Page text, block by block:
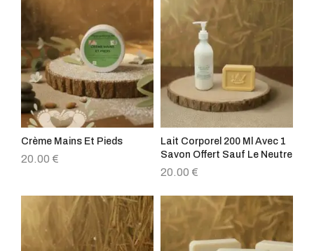
Crème Mains Et Pieds
20.00 €
Lait Corporel 200 Ml Avec 1
Savon Offert Sauf Le Neutre
20.00 €